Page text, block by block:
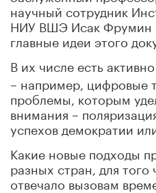
научный сотрудник
НИУ ВШЭ Исак Фрумин
главные идеи этого
В их числе есть
– например, цифровые
проблемы, которым
внимания –
успехов демократии
Какие новые подходы
разных стран, для
отвечало вызовам